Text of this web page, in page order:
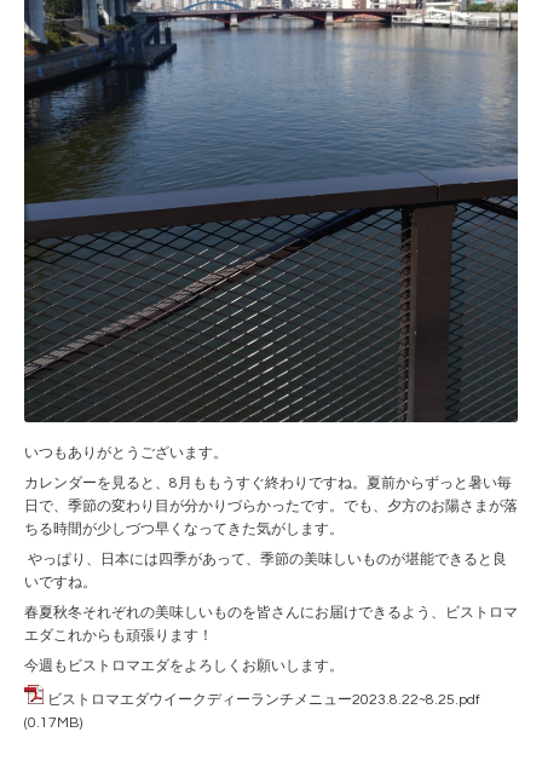
いつもありがとうございます。
カレンダーを見ると、8月ももうすぐ終わりですね。夏前からずっと暑い毎
日で、季節の変わり目が分かりづらかったです。でも、夕方のお陽さまが落
ちる時間が少しづつ早くなってきた気がします。
やっぱり、日本には四季があって、季節の美味しいものが堪能できると良
いですね。
春夏秋冬それぞれの美味しいものを皆さんにお届けできるよう、ビストロマ
エダこれからも頑張ります！
今週もビストロマエダをよろしくお願いします。
ビストロマエダウイークディーランチメニュー2023.8.22~8.25.pdf
(0.17MB)